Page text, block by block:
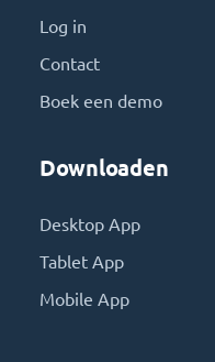
Log in
Contact
Boek een demo
Downloaden
Desktop App
Tablet App
Mobile App